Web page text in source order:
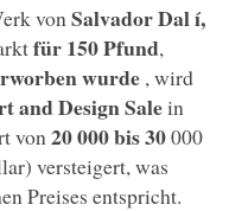
von Salvador Dalí,
für150 Pfund,
wurde , wird
and Design Salein
von 20 000 bis 30000
versteigert, was
Preises entspricht.